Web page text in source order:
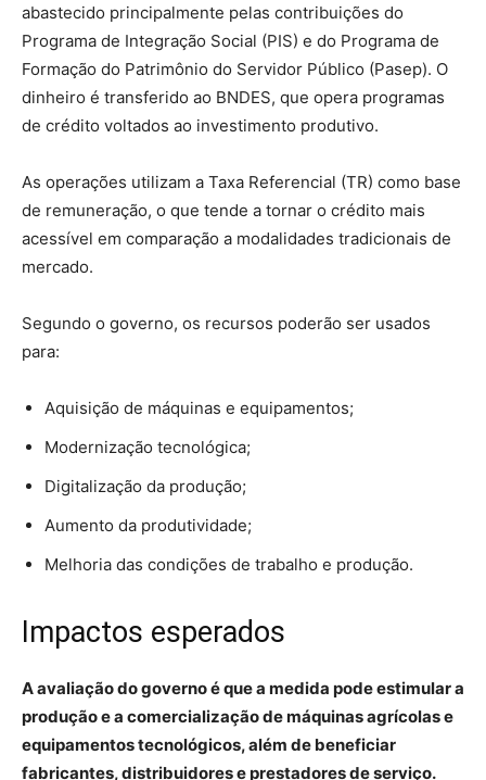
abastecido principalmente pelas contribuições do
Programa de Integração Social (PIS) e do Programa de
Formação do Patrimônio do Servidor Público (Pasep). O
dinheiro é transferido ao BNDES, que opera programas
de crédito voltados ao investimento produtivo.
As operações utilizam a Taxa Referencial (TR) como base
de remuneração, o que tende a tornar o crédito mais
acessível em comparação a modalidades tradicionais de
mercado.
Segundo o governo, os recursos poderão ser usados
para:
Aquisição de máquinas e equipamentos;
Modernização tecnológica;
Digitalização da produção;
Aumento da produtividade;
Melhoria das condições de trabalho e produção.
Impactos esperados
A avaliação do governo é que a medida pode estimular a
produção e a comercialização de máquinas agrícolas e
equipamentos tecnológicos, além de beneficiar
fabricantes, distribuidores e prestadores de serviço.